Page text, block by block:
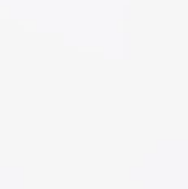
ในรัฐบาลยิ่งลักษณ์
ก ย้อนกลับไปเมื่อวันที่ 23 ส.ค. 2554 ยิ่งลักษ
และเริ่มทดลองดำเนินการในโรงเรียนนำร่อง
ดลองดำเนินการในโรงเรียนนำร่องสำห
รบรรจุลงในคอมพิวเตอร์แท็บเล็ต รวม
จ่าย